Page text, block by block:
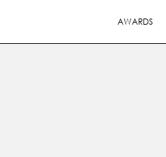
AWARDS